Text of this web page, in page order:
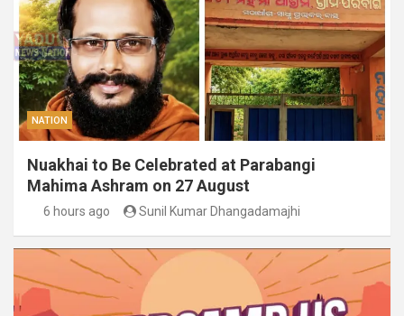
NATION
Nuakhai to Be Celebrated at Parabangi
Mahima Ashram on 27 August
6 hours ago Sunil Kumar Dhangadamajhi